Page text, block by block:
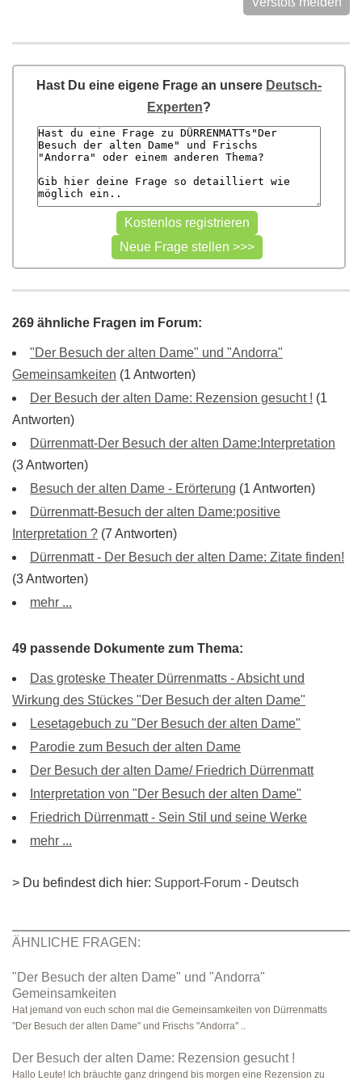
Hast Du eine eigene Frage an unsere Deutsch-
Experten?
269 ähnliche Fragen im Forum:
"Der Besuch der alten Dame" und "Andorra"
Gemeinsamkeiten (1 Antworten)
Der Besuch der alten Dame: Rezension gesucht ! (1
Antworten)
Dürrenmatt-Der Besuch der alten Dame:Interpretation
(3 Antworten)
Besuch der alten Dame - Erörterung (1 Antworten)
Dürrenmatt-Besuch der alten Dame:positive
Interpretation ? (7 Antworten)
Dürrenmatt - Der Besuch der alten Dame: Zitate finden!
(3 Antworten)
mehr ...
49 passende Dokumente zum Thema:
Das groteske Theater Dürrenmatts - Absicht und
Wirkung des Stückes "Der Besuch der alten Dame"
Lesetagebuch zu "Der Besuch der alten Dame"
Parodie zum Besuch der alten Dame
Der Besuch der alten Dame/ Friedrich Dürrenmatt
Interpretation von "Der Besuch der alten Dame"
Friedrich Dürrenmatt - Sein Stil und seine Werke
mehr ...
> Du befindest dich hier: Support-Forum - Deutsch
ÄHNLICHE FRAGEN:
"Der Besuch der alten Dame" und "Andorra"
Gemeinsamkeiten
Hat jemand von euch schon mal die Gemeinsamkeiten von Dürrenmatts
"Der Besuch der alten Dame" und Frischs "Andorra" ..
Der Besuch der alten Dame: Rezension gesucht !
Hallo Leute! Ich bräuchte ganz dringend bis morgen eine Rezension zu